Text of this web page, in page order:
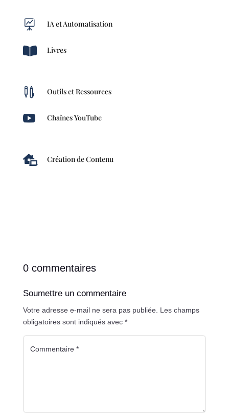
 IA et Automatisation
 Livres
 Outils et Ressources
 Chaînes YouTube
 Création de Contenu
0 commentaires
Soumettre un commentaire
Votre adresse e-mail ne sera pas publiée. Les champs
obligatoires sont indiqués avec *